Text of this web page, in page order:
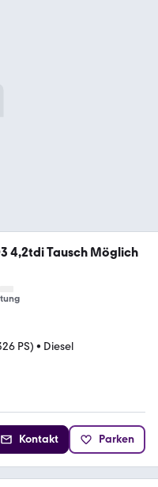
4,2tdi Tausch Möglich
PS) • Diesel
Kontakt Parken